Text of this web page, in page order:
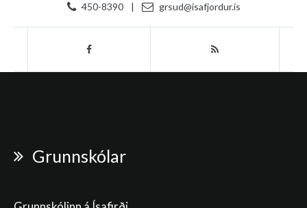
450-8390 | grsud@isafjordur.is
Grunnskólar